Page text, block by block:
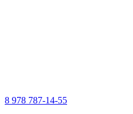
8 978 787-14-55